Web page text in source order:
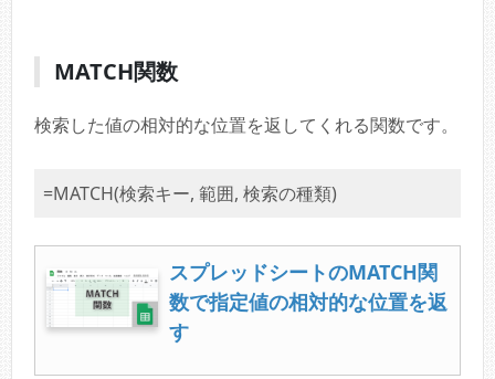
MATCH関数
検索した値の相対的な位置を返してくれる関数です。
=MATCH(検索キー, 範囲, 検索の種類)
スプレッドシートのMATCH関
数で指定値の相対的な位置を返
す